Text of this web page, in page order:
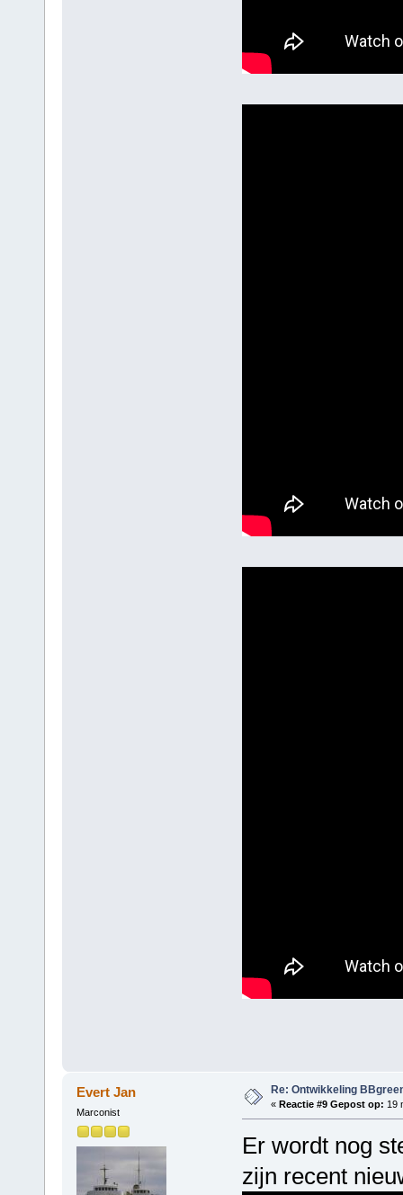
Evert Jan
Marconist
Re: Ontwikkeling
« Reactie #9 Gepost op: 19
Er wordt nog
zijn recent